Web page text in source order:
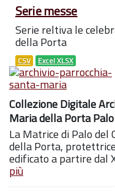
Serie messe
Serie reltiva le
della Porta
CSV Excel XLSX
Collezione Digitale
Maria della Porta
La Matrice di Palo
della Porta,
edificato a partire dal
più